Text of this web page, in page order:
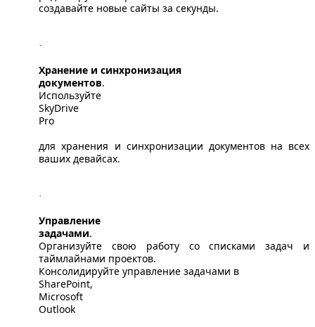
создавайте новые сайты за секунды.
·
Хранение и синхронизация
документов.
Используйте
SkyDrive
Pro
для хранения и синхронизации документов на всех
ваших девайсах.
·
Управление
задачами.
Организуйте свою работу со списками задач и
таймлайнами проектов.
Консолидируйте управление задачами в
SharePoint,
Microsoft
Outlook